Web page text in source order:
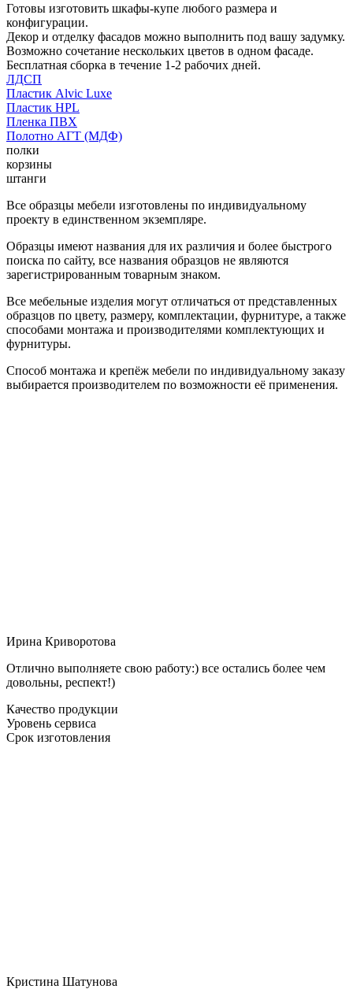
Готовы изготовить шкафы-купе любого размера и
конфигурации.
Декор и отделку фасадов можно выполнить под вашу задумку.
Возможно сочетание нескольких цветов в одном фасаде.
Бесплатная сборка в течение 1-2 рабочих дней.
ЛДСП
Пластик Alvic Luxe
Пластик HPL
Пленка ПВХ
Полотно АГТ (МДФ)
полки
корзины
штанги
Все образцы мебели изготовлены по индивидуальному
проекту в единственном экземпляре.
Образцы имеют названия для их различия и более быстрого
поиска по сайту, все названия образцов не являются
зарегистрированным товарным знаком.
Все мебельные изделия могут отличаться от представленных
образцов по цвету, размеру, комплектации, фурнитуре, а также
способами монтажа и производителями комплектующих и
фурнитуры.
Способ монтажа и крепёж мебели по индивидуальному заказу
выбирается производителем по возможности её применения.
Ирина Криворотова
Отлично выполняете свою работу:) все остались более чем
довольны, респект!)
Качество продукции
Уровень сервиса
Срок изготовления
Кристина Шатунова